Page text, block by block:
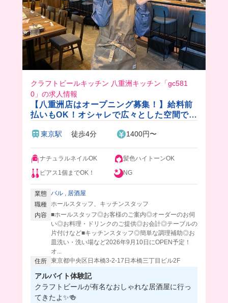
クラフトビールキッチン 八重洲キッチン「gc581
0」の求人情報
【八重洲店はオープニング募集！】給料前
払いもOK！オシャレで広々とした空間で働
飲食店20%OFF✨週0日もOKの自由シフト
東京駅 徒歩4分 1400円〜
ナチュラルネイルOK
髪色ハイトーンOK
ピアス1個までOK！
NG
業態 バル
居酒屋
職種
ホールスタッフ、キッチンスタッフ
内容 ■ホールスタッフ◎お客様のご案内◎オーダーのお伺
い◎お料理・ドリンクのご提供◎お会計◎テーブルの
片付けなど■キッチンスタッフ◎簡単な調理補助◎お
皿洗い・洗い場など2026年9月10日にOPEN予定！
オ...
住所 東京都中央区日本橋3-2-17日本橋三丁目ビル2F
アルバイト体験記
クラフトビールが有名なおしゃれな居酒屋に行っ
てきたよ✨🍻